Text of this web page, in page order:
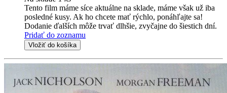
Tento film máme síce aktuálne na sklade, máme však už iba
posledné kusy. Ak ho chcete mať rýchlo, ponáhľajte sa!
Dodanie ďalších môže trvať dlhšie, zvyčajne do šiestich dní.
Pridať do zoznamu
Vložiť do košíka